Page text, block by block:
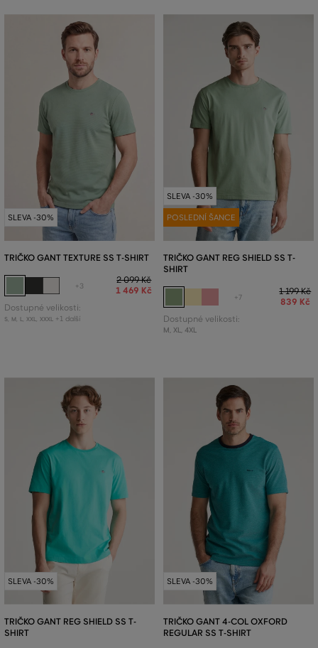
SLEVA -30%
TRIČKO GANT TEXTURE SS T-SHIRT
+3
2 099 Kč
1 469 Kč
Dostupné velikosti:
S, M L XXL XXXL +1 další
SLEVA -30%
POSLEDNÍ ŠANCE
TRIČKO GANT REG SHIELD SS T-
SHIRT
+7
1 199 Kč
839 Kč
Dostupné velikosti:
M, XL, 4XL
SLEVA -30%
TRIČKO GANT REG SHIELD SS T-
SHIRT
SLEVA -30%
TRIČKO GANT 4-COL OXFORD
REGULAR SS T-SHIRT